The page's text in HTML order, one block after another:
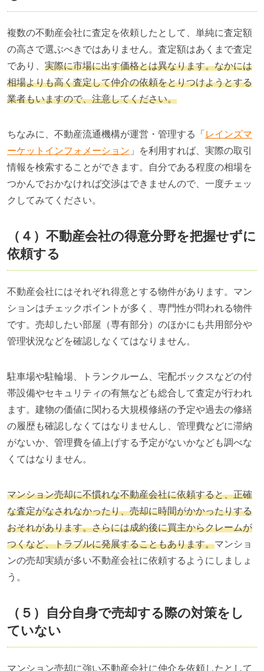
複数の不動産会社に査定を依頼したとして、単純に査定額
の高さで選ぶべきではありません。査定額はあくまで査定
であり、 実際に市場に出す価格とは異なります。なかには
相場よりも高く査定して仲介の依頼をとりつけようとする
業者もいますので、注意してください。
ちなみに、不動産流通機構が運営・管理する「 レインズマ
ーケットインフォメーション 」を利用すれば、実際の取引
情報を検索することができます。自分である程度の相場を
つかんでおかなければ交渉はできませんので、一度チェッ
クしてみてください。
（４）不動産会社の得意分野を把握せずに
依頼する
不動産会社にはそれぞれ得意とする物件があります。マン
ションはチェックポイントが多く、専門性が問われる物件
です。売却したい部屋（専有部分）のほかにも共用部分や
管理状況などを確認しなくてはなりません。
駐車場や駐輪場、トランクルーム、宅配ボックスなどの付
帯設備やセキュリティの有無なども総合して査定が行われ
ます。建物の価値に関わる大規模修繕の予定や過去の修繕
の履歴も確認しなくてはなりませんし、管理費などに滞納
がないか、管理費を値上げする予定がないかなども調べな
くてはなりません。
マンション売却に不慣れな不動産会社に依頼すると、正確
な査定がなされなかったり、売却に時間がかかったりする
おそれがあります。さらには成約後に買主からクレームが
つくなど、トラブルに発展することもあります。マンショ
ンの売却実績が多い不動産会社に依頼するようにしましょ
う。
（５）自分自身で売却する際の対策をし
ていない
マンション売却に強い不動産会社に仲介を依頼したとして